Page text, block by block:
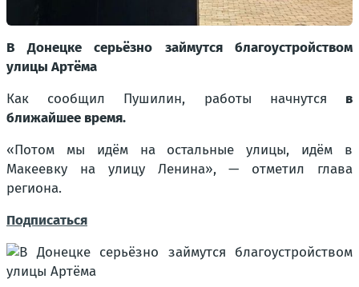
В Донецке серьёзно займутся благоустройством
улицы Артёма
Как сообщил Пушилин, работы начнутся в
ближайшее время.
«Потом мы идём на остальные улицы, идём в
Макеевку на улицу Ленина», — отметил глава
региона.
Подписаться